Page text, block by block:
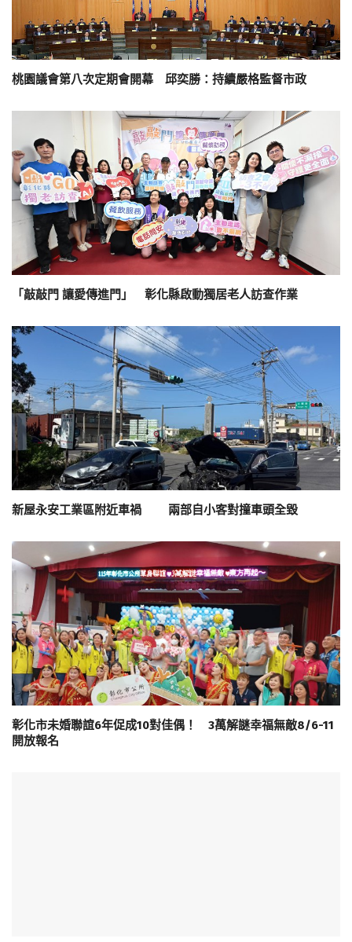
桃園議會第八次定期會開幕 邱奕勝：持續嚴格監督市政
「敲敲門 讓愛傳進門」 彰化縣啟動獨居老人訪查作業
新屋永安工業區附近車禍 兩部自小客對撞車頭全毀
彰化市未婚聯誼6年促成10對佳偶！ 3萬解謎幸福無敵8/6-11
開放報名